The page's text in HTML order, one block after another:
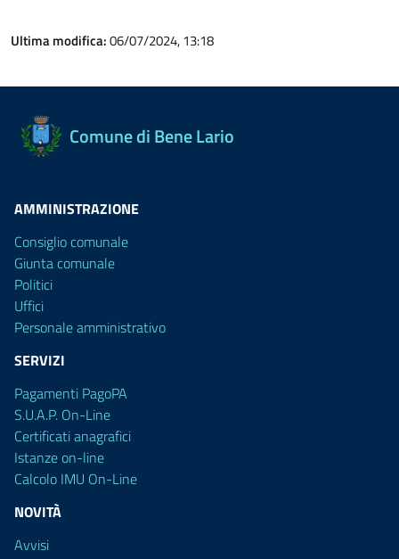
Ultima modifica:06/07/2024, 13:18
Comune di Bene Lario
AMMINISTRAZIONE
Consiglio comunale
Giunta comunale
Politici
Uffici
Personale amministrativo
SERVIZI
Pagamenti PagoPA
S.U.A.P. On-Line
Certificati anagrafici
Istanze on-line
Calcolo IMU On-Line
NOVITÀ
Avvisi